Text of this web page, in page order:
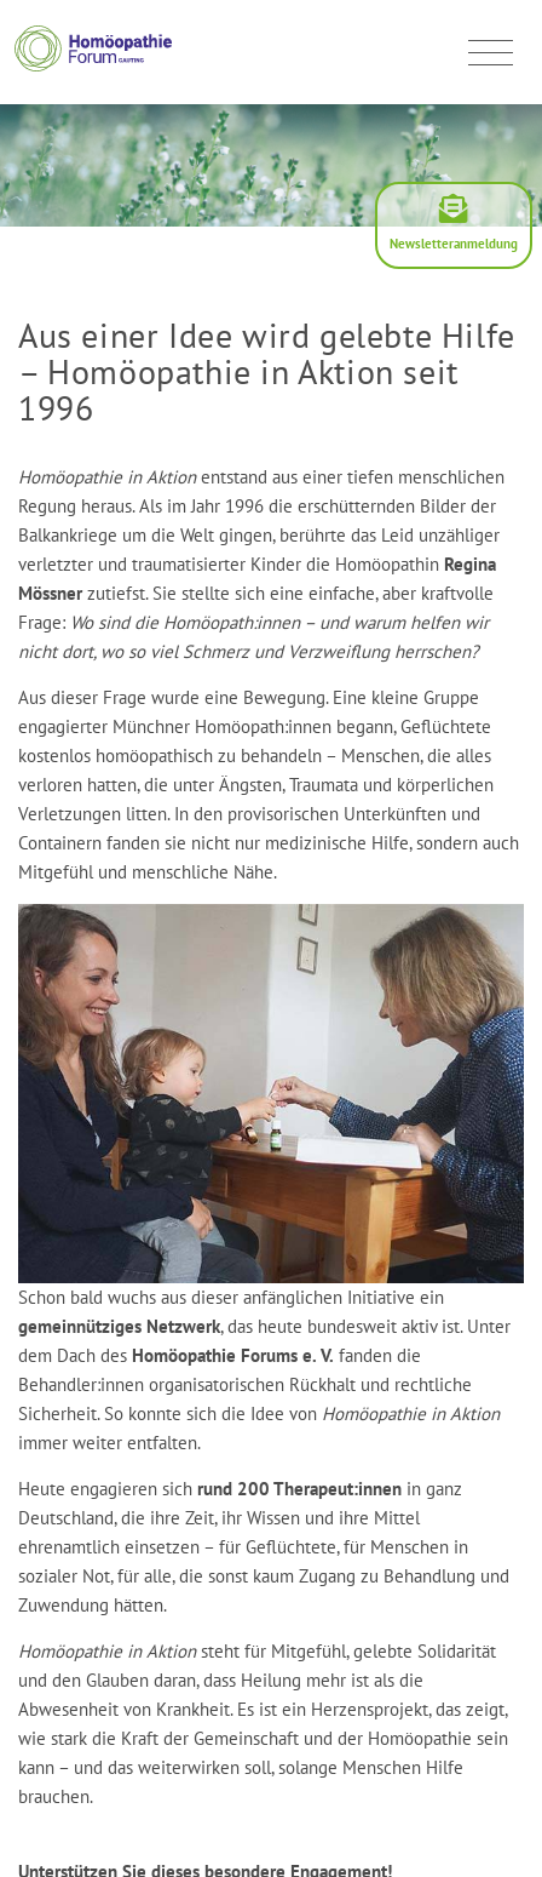
Newsletteranmeldung
Aus einer Idee wird gelebte Hilfe
– Homöopathie in Aktion seit
1996
Homöopathie in Aktionentstand aus einer tiefen menschlichen
Regung heraus. Als im Jahr 1996 die erschütternden Bilder der
Balkankriege um die Welt gingen, berührte das Leid unzähliger
verletzter und traumatisierter Kinder die Homöopathin Regina
Mössnerzutiefst. Sie stellte sich eine einfache, aber kraftvolle
Frage: Wo sind die Homöopath:innen – und warum helfen wir
nicht dort, wo so viel Schmerz und Verzweiflung herrschen?
Aus dieser Frage wurde eine Bewegung. Eine kleine Gruppe
engagierter Münchner Homöopath:innen begann, Geflüchtete
kostenlos homöopathisch zu behandeln – Menschen, die alles
verloren hatten, die unter Ängsten, Traumata und körperlichen
Verletzungen litten. In den provisorischen Unterkünften und
Containern fanden sie nicht nur medizinische Hilfe, sondern auch
Mitgefühl und menschliche Nähe.
Schon bald wuchs aus dieser anfänglichen Initiative ein
gemeinnütziges Netzwerk, das heute bundesweit aktiv ist. Unter
dem Dach des Homöopathie Forums e. V. fanden die
Behandler:innen organisatorischen Rückhalt und rechtliche
Sicherheit. So konnte sich die Idee von Homöopathie in Aktion
immer weiter entfalten.
Heute engagieren sich rund 200 Therapeut:innen in ganz
Deutschland, die ihre Zeit, ihr Wissen und ihre Mittel
ehrenamtlich einsetzen – für Geflüchtete, für Menschen in
sozialer Not, für alle, die sonst kaum Zugang zu Behandlung und
Zuwendung hätten.
Homöopathie in Aktionsteht für Mitgefühl, gelebte Solidarität
und den Glauben daran, dass Heilung mehr ist als die
Abwesenheit von Krankheit. Es ist ein Herzensprojekt, das zeigt,
wie stark die Kraft der Gemeinschaft und der Homöopathie sein
kann – und das weiterwirken soll, solange Menschen Hilfe
brauchen.
Unterstützen Sie dieses besondere Engagement!